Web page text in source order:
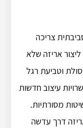
צריכה
ליצור אריזה שלא
וטביעת רגל
עיצוב חדשות
מסורתיות.
דרך עדשה